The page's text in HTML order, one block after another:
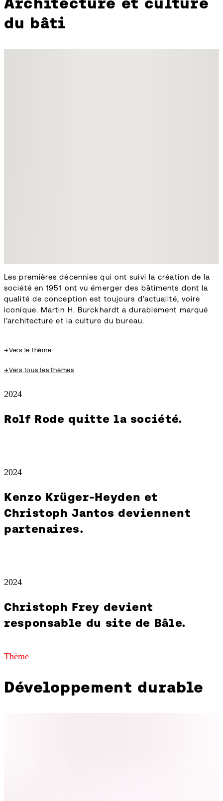
du bâti
Les premières décennies qui ont suivi la création de la
société en 1951 ont vu émerger des bâtiments dont la
qualité de conception est toujours d’actualité, voire
iconique. Martin H. Burckhardt a durablement marqué
l’architecture et la culture du bureau.
→Vers le thème
→Vers tous les thèmes
2024
Rolf Rode quitte la société.
2024
Kenzo Krüger-Heyden et
Christoph Jantos deviennent
partenaires.
2024
Christoph Frey devient
responsable du site de Bâle.
Thème
Développement durable